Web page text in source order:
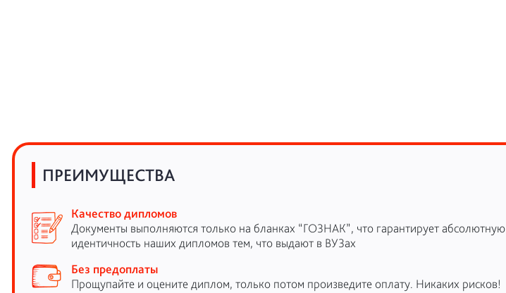
ПРЕИМУЩЕСТВА
Качество дипломов
Документы выполняются только на бланках “ГОЗНАК”, что гарантирует абсолютную
идентичность наших дипломов тем, что выдают в ВУЗах
Без предоплаты
Прощупайте и оцените диплом, только потом произведите оплату. Никаких рисков!